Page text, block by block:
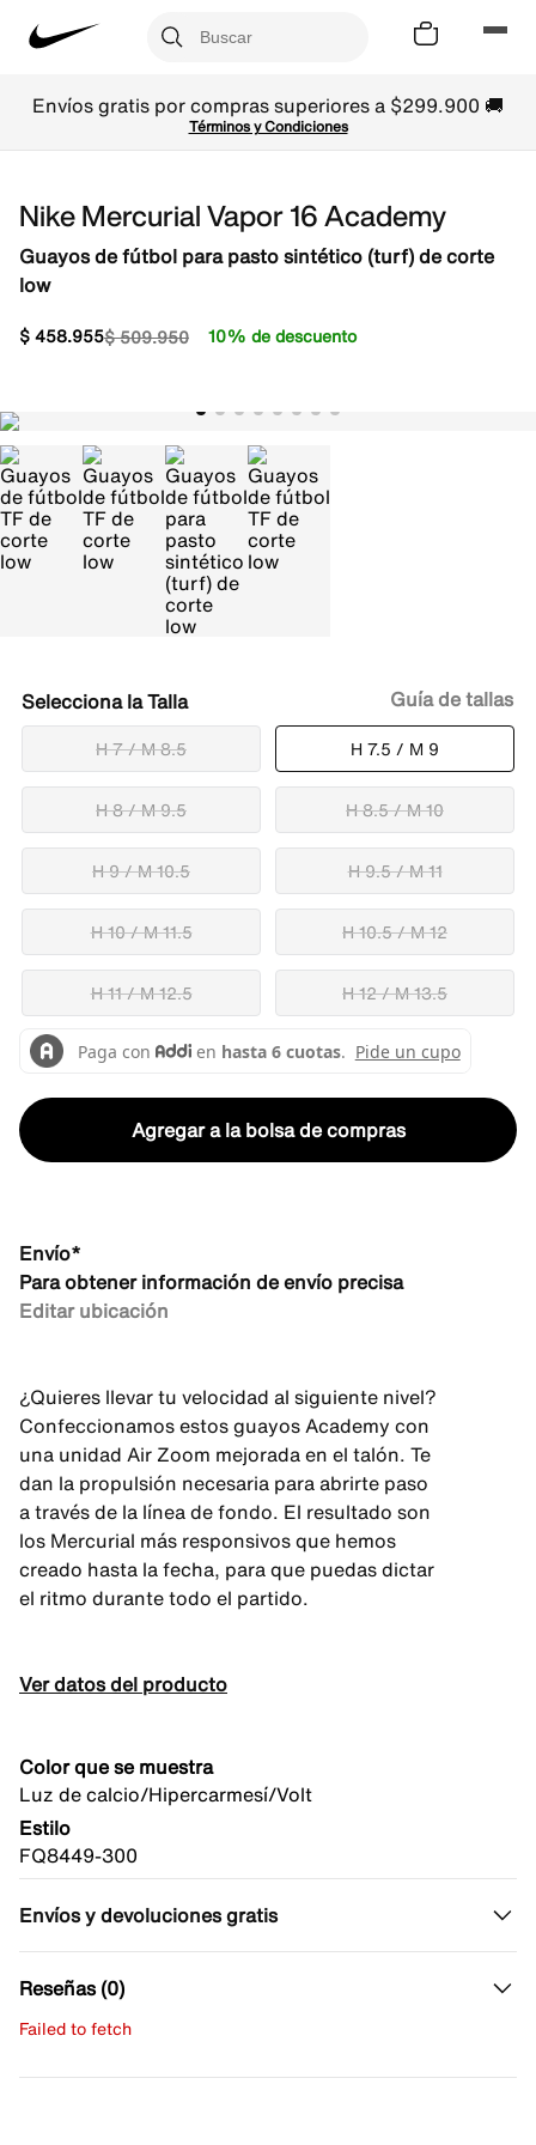
Envíos gratis por compras superiores a $299.900 🚚
Términos y Condiciones
Nike Mercurial Vapor 16 Academy
Guayos de fútbol para pasto sintético (turf) de corte
low
$509.950
$458.955 10% de descuento
Talla
H 7 / M 8.5 H 7.5 / M 9
H 8 / M 9.5 H 8.5 / M 10
H 9 / M 10.5 H 9.5 / M 11
H 10 / M 11.5 H 10.5 / M 12
H 11 / M 12.5 H 12 / M 13.5
Guía de tallas
Agregar a la bolsa de compras
Envío*
Para obtener información de envío precisa
Editar ubicación
¿Quieres llevar tu velocidad al siguiente nivel?
Confeccionamos estos guayos Academy con
una unidad Air Zoom mejorada en el talón. Te
dan la propulsión necesaria para abrirte paso
a través de la línea de fondo. El resultado son
los Mercurial más responsivos que hemos
creado hasta la fecha, para que puedas dictar
el ritmo durante todo el partido.
Ver datos del producto
Color que se muestra
Luz de calcio/Hipercarmesí/Volt
Estilo
FQ8449-300
Envíos y devoluciones gratis
Reseñas (0)
Failed to fetch